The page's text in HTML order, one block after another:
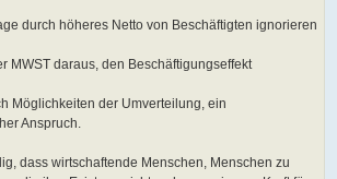
durch höheres Netto von Beschäftigten ignorieren
MWST daraus, den Beschäftigungseffekt
Möglichkeiten der Umverteilung, ein
Anspruch.
dass wirtschaftende Menschen, Menschen zu